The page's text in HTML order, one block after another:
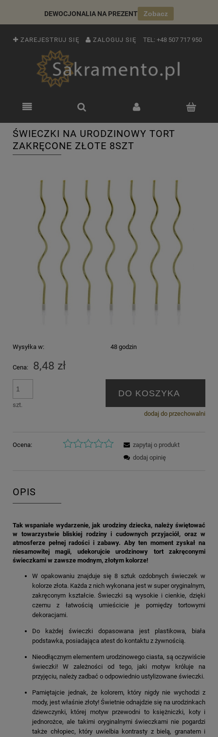
DEWOCJONALIA NA PREZENT Zobacz
ZAREJESTRUJ SIĘ ZALOGUJ SIĘ TEL: +48 507 717 950
ŚWIECZKI NA URODZINOWY TORT
ZAKRĘCONE ZŁOTE 8SZT
Wysyłka w: 48 godzin
Cena: 8,48 zł
szt.
DO KOSZYKA
dodaj do przechowalni
Ocena:
zapytaj o produkt
dodaj opinię
OPIS
Tak wspaniałe wydarzenie, jak urodziny dziecka, należy świętować
w towarzystwie bliskiej rodziny i cudownych przyjaciół, oraz w
atmosferze pełnej radości i zabawy. Aby ten moment zyskał na
niesamowitej magii, udekorujcie urodzinowy tort zakręconymi
świeczkami w zawsze modnym, złotym kolorze!
W opakowaniu znajduje się 8 sztuk ozdobnych świeczek w
kolorze złota. Każda z nich wykonana jest w super oryginalnym,
zakręconym kształcie. Świeczki są wysokie i cienkie, dzięki
czemu z łatwością umieścicie je pomiędzy tortowymi
dekoracjami.
Do każdej świeczki dopasowana jest plastikowa, biała
podstawka, posiadająca atest do kontaktu z żywnością.
Nieodłącznym elementem urodzinowego ciasta, są oczywiście
świeczki! W zależności od tego, jaki motyw króluje na
przyjęciu, należy zadbać o odpowiednio ustylizowane świeczki.
Pamiętajcie jednak, że kolorem, który nigdy nie wychodzi z
mody, jest właśnie złoty! Świetnie odnajdzie się na urodzinkach
dziewczynki, której motyw przewodni to księżniczki, koty i
jednorożce, ale takimi oryginalnymi świeczkami nie pogardzi
także chłopiec, który uwielbia kontrasty z bielą, granatem i